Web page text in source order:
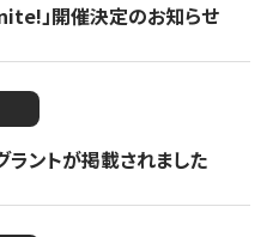
」開催決定のお知らせ
ントが掲載されました